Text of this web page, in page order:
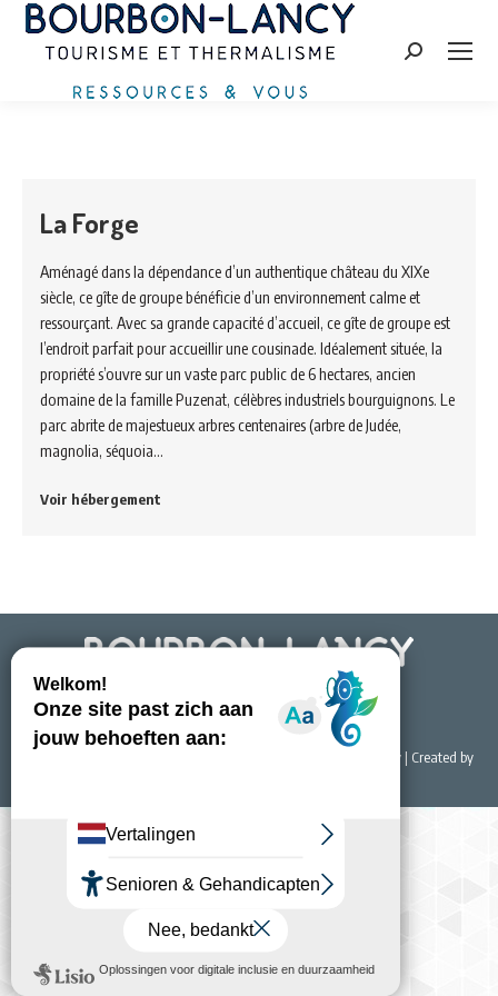
Zoeken:
La Forge
Aménagé dans la dépendance d’un authentique château du XIXe
siècle, ce gîte de groupe bénéficie d’un environnement calme et
ressourçant. Avec sa grande capacité d’accueil, ce gîte de groupe est
l’endroit parfait pour accueillir une cousinade. Idéalement située, la
propriété s’ouvre sur un vaste parc public de 6 hectares, ancien
domaine de la famille Puzenat, célèbres industriels bourguignons. Le
parc abrite de majestueux arbres centenaires (arbre de Judée,
magnolia, séquoia…
Voir hébergement
© 2022 Office de Tourisme & du Thermalisme de Bourbon-Lancy | Created by